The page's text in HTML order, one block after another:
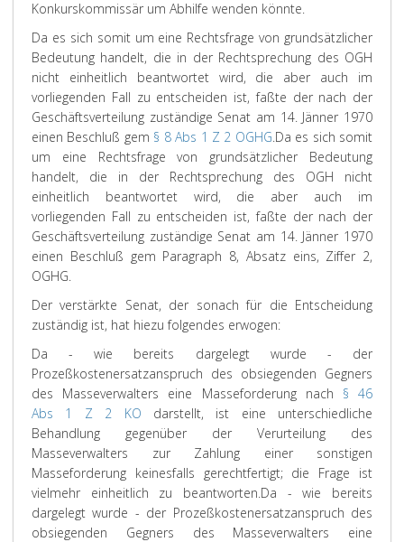
Konkurskommissär um Abhilfe wenden könnte.
Da es sich somit um eine Rechtsfrage von grundsätzlicher
Bedeutung handelt, die in der Rechtsprechung des OGH
nicht einheitlich beantwortet wird, die aber auch im
vorliegenden Fall zu entscheiden ist, faßte der nach der
Geschäftsverteilung zuständige Senat am 14. Jänner 1970
einen Beschluß gem § 8 Abs 1 Z 2 OGHG.Da es sich somit
um eine Rechtsfrage von grundsätzlicher Bedeutung
handelt, die in der Rechtsprechung des OGH nicht
einheitlich beantwortet wird, die aber auch im
vorliegenden Fall zu entscheiden ist, faßte der nach der
Geschäftsverteilung zuständige Senat am 14. Jänner 1970
einen Beschluß gem Paragraph 8, Absatz eins, Ziffer 2,
OGHG.
Der verstärkte Senat, der sonach für die Entscheidung
zuständig ist, hat hiezu folgendes erwogen:
Da - wie bereits dargelegt wurde - der
Prozeßkostenersatzanspruch des obsiegenden Gegners
des Masseverwalters eine Masseforderung nach § 46
Abs 1 Z 2 KO darstellt, ist eine unterschiedliche
Behandlung gegenüber der Verurteilung des
Masseverwalters zur Zahlung einer sonstigen
Masseforderung keinesfalls gerechtfertigt; die Frage ist
vielmehr einheitlich zu beantworten.Da - wie bereits
dargelegt wurde - der Prozeßkostenersatzanspruch des
obsiegenden Gegners des Masseverwalters eine